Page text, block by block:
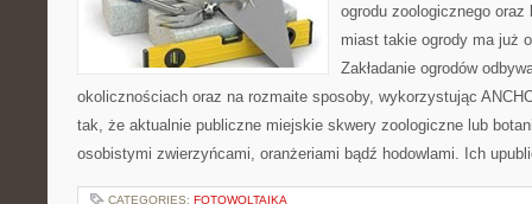
ogrodu zoologicznego
miast takie ogrody ma już
Zakładanie ogrodów
okolicznościach oraz na rozmaite sposoby, wykorzystując
tak, że aktualnie publiczne miejskie skwery zoologiczne lub
osobistymi zwierzyńcami, oranżeriami bądź hodowlami. Ich
CATEGORIES: FOTOWOLTAIKA